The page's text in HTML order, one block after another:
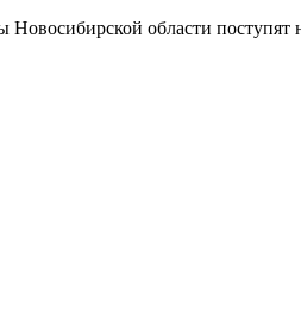
области поступят